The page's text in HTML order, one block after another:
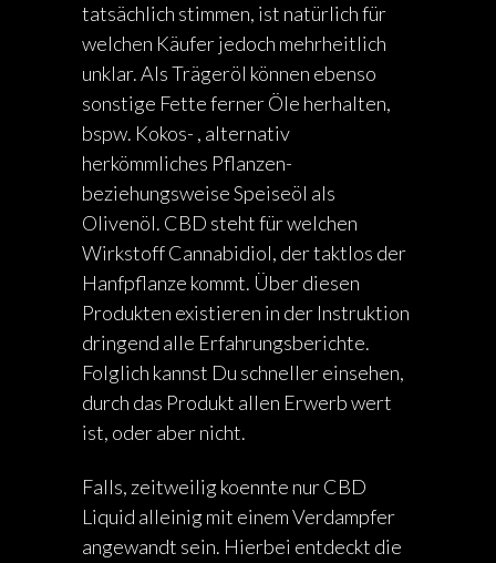
tatsächlich stimmen, ist natürlich für
welchen Käufer jedoch mehrheitlich
unklar. Als Trägeröl können ebenso
sonstige Fette ferner Öle herhalten,
bspw. Kokos- , alternativ
herkömmliches Pflanzen-
beziehungsweise Speiseöl als
Olivenöl. CBD steht für welchen
Wirkstoff Cannabidiol, der taktlos der
Hanfpflanze kommt. Über diesen
Produkten existieren in der Instruktion
dringend alle Erfahrungsberichte.
Folglich kannst Du schneller einsehen,
durch das Produkt allen Erwerb wert
ist, oder aber nicht.
Falls, zeitweilig koennte nur CBD
Liquid alleinig mit einem Verdampfer
angewandt sein. Hierbei entdeckt die